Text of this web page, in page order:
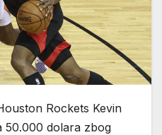
Rockets Kevin
50.000 dolara zbog